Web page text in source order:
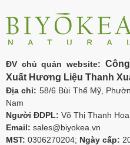
ĐV chủ quản website:
Xuất Hương Liệu Thanh
Địa chỉ: 58/6 Bùi Thế Mỹ,
Nam
Người ĐDPL: Võ Thị Thanh
Email: sales@biyokea.vn
MST: 0306270204; Ngày cấp: